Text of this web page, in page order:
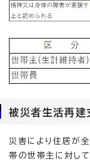
被災者生活再建
災害により住居が
帯の世帯主に対し